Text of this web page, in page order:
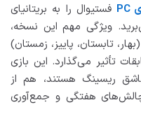
فستیوال را به بریتانیای
ویژگی مهم این نسخه،
تابستان، پاییز، زمستان)
تأثیر می‌گذارد. این بازی
ریسینگ هستند، هم از
هفتگی و جمع‌آوری